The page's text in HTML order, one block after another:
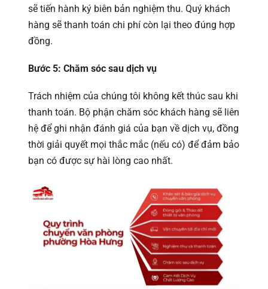
sẽ tiến hành ký biên bản nghiệm thu. Quý khách
hàng sẽ thanh toán chi phí còn lại theo đúng hợp
đồng.
Bước 5: Chăm sóc sau dịch vụ
Trách nhiệm của chúng tôi không kết thúc sau khi
thanh toán. Bộ phận chăm sóc khách hàng sẽ liên
hệ để ghi nhận đánh giá của bạn về dịch vụ, đồng
thời giải quyết mọi thắc mắc (nếu có) để đảm bảo
bạn có được sự hài lòng cao nhất.